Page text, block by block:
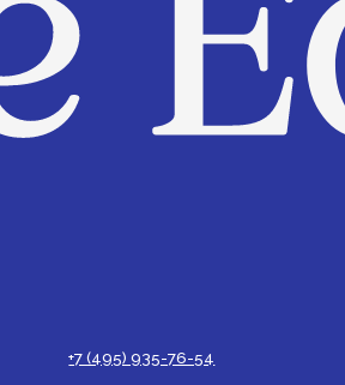
+7 (495) 935-76-54
Пресс-центр:
news@theedgers.ru